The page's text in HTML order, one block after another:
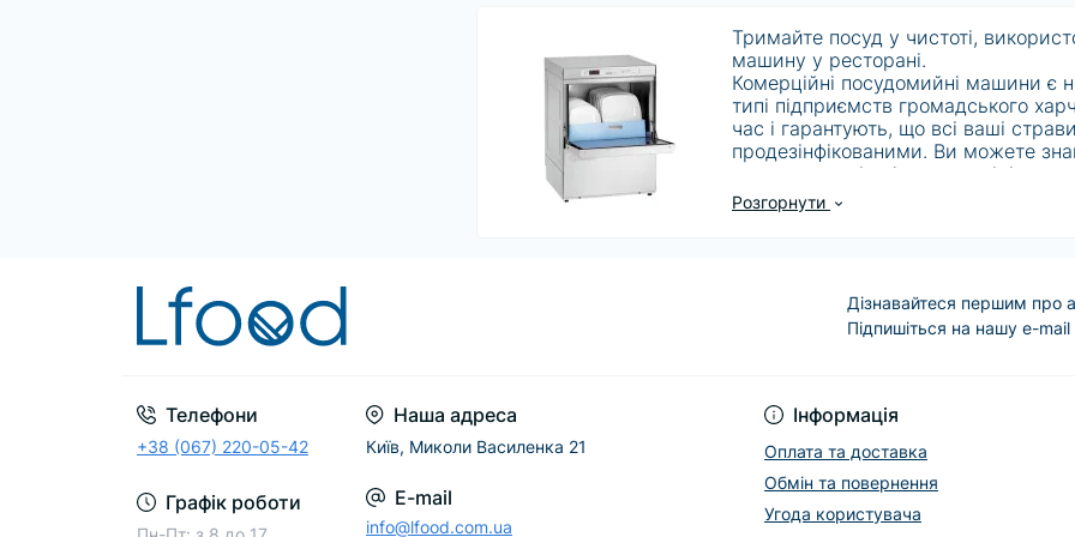
Тримайте посуд у чистоті,
машину у ресторані.
Комерційні посудомийні машини є
типі підприємств громадського
час і гарантують, що всі ваші
продезінфікованими. Ви можете
для ресторанів різних розмірів та
потреби вашого бізнесу.
машинах для дезінфекції посуду
дезінфікуючі хімічні засоби, тому
речовини необхідно регулярно
Ви також можете знайти
закладів, оскільки вони акуратно
Наш вибір ручних та електричних
барів та нічних клубів, тому що
ретельно очистити ваші келихи.
видалення плям від губної помади
видалити з келихів для коктейлів
Розгорнути
Дізнавайтеся першим про
Підпишіться на нашу e-
Телефони
+38 (067) 220-05-42
Графік роботи
Наша адреса
Київ, Миколи Василенка 21
E-mail
info@lfood.com.ua
Інформація
Оплата та доставка
Обмін та повернення
Угода користувача